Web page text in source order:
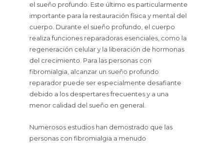
el sueño profundo. Este último es particularmente
importante para la restauración física y mental del
cuerpo. Durante el sueño profundo, el cuerpo
realiza funciones reparadoras esenciales, como la
regeneración celular y la liberación de hormonas
del crecimiento. Para las personas con
fibromialgia, alcanzar un sueño profundo
reparador puede ser especialmente desafiante
debido a los despertares frecuentes y a una
menor calidad del sueño en general.
Numerosos estudios han demostrado que las
personas con fibromialgia a menudo